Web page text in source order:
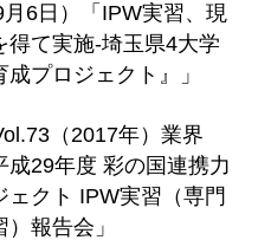
月6日）「IPW実習、現
得て実施‐埼玉県4大学
成プロジェクト』」
（2017年）業界
成29年度 彩の国連携力
ェクト IPW実習（専門
報告会」